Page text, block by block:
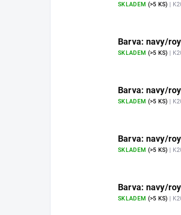
SKLADEM (>5 KS) |
Barva: navy/
SKLADEM (>5 KS) |
Barva: navy/
SKLADEM (>5 KS) |
Barva: navy/
SKLADEM (>5 KS) |
Barva: navy/
SKLADEM (>5 KS) |